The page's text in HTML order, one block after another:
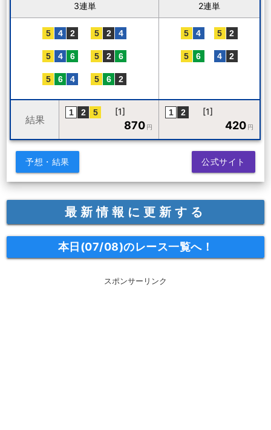
3連単 2連単
結果
[1]
870 円
[1]
420 円
予想・結果 公式サイト
最新情報に更新する
本日(07/08)のレース一覧へ！
スポンサーリンク